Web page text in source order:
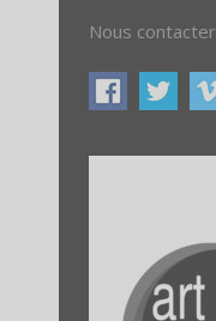
Nous contacter